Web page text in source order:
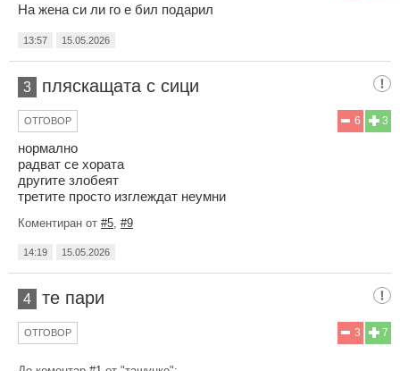
На жена си ли го е бил подарил
13:57 15.05.2026
3 пляскащата с сици
3
6
ОТГОВОР
нормално
радват се хората
другите злобеят
третите просто изглеждат неумни
Коментиран от #5 #9
14:19 15.05.2026
4 те пари
7
3
ОТГОВОР